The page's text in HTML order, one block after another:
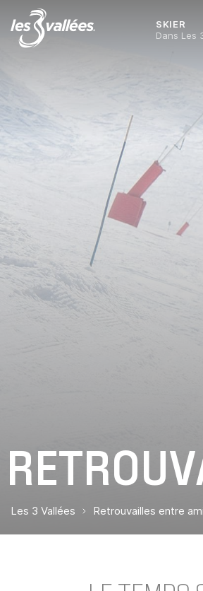
SKIER
Dans Les
Les 3 Vallées Retrouvailles entre